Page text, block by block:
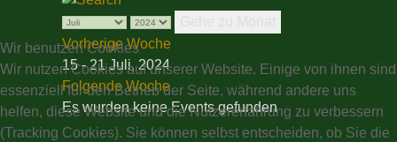
Vorherige Woche
15 - 21 Juli, 2024
Folgende Woche
Es wurden keine Events gefunden
Wir benutzen Cookies
Wir nutzen Cookies auf unserer Website. Einige von ihnen sind
essenziell für den Betrieb der Seite, während andere uns
helfen, diese Website und die Nutzererfahrung zu verbessern
(Tracking Cookies). Sie können selbst entscheiden, ob Sie die